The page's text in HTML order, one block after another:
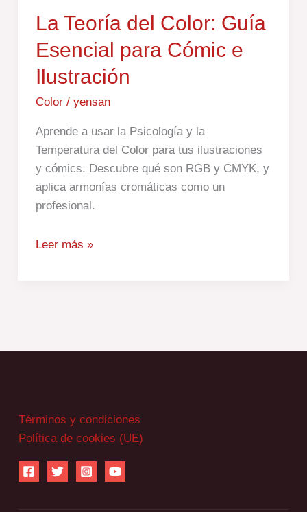
La Teoría del Color: Guía
Esencial para Cómic e
Ilustración
Color/ yensan
Aprende a usar la Psicología y la
Temperatura del Color para tus ilustraciones
y cómics. Descubre qué son RGB y CMYK, y
aplica armonías cromáticas como un
profesional.
Ilustración
Leer más »
Términos y condiciones
Política de cookies (UE)